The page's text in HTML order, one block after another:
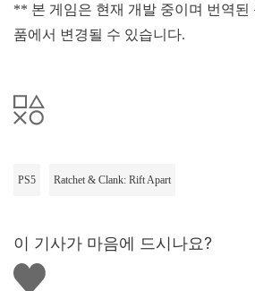
** 본 게임은 현재 개발 중이며 번역된
품에서 변경될 수 있습니다.
PS5 Ratchet & Clank: Rift Apart
이 기사가 마음에 드시나요?
좋
아